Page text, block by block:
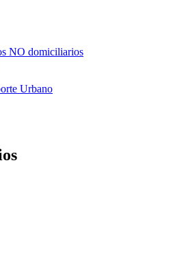
NO domiciliarios
Urbano